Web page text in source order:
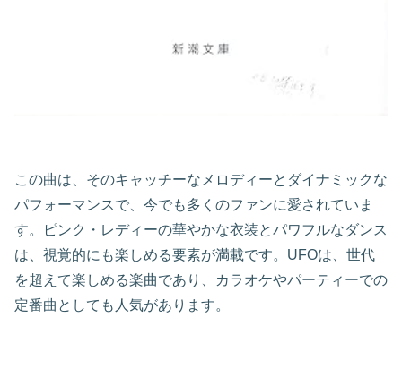
この曲は、そのキャッチーなメロディーとダイナミックな
パフォーマンスで、今でも多くのファンに愛されていま
す。ピンク・レディーの華やかな衣装とパワフルなダンス
は、視覚的にも楽しめる要素が満載です。UFOは、世代
を超えて楽しめる楽曲であり、カラオケやパーティーでの
定番曲としても人気があります。